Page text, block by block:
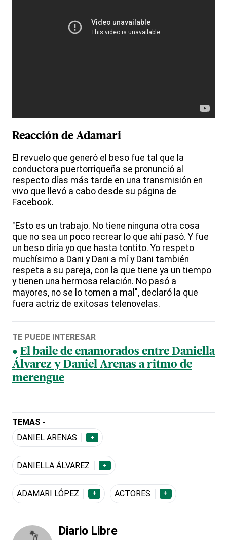
Reacción de Adamari
El revuelo que generó el beso fue tal que la
conductora puertorriqueña se pronunció al
respecto días más tarde en una transmisión en
vivo que llevó a cabo desde su página de
Facebook.
"Esto es un trabajo. No tiene ninguna otra cosa
que no sea un poco recrear lo que ahí pasó. Y fue
un beso diría yo que hasta tontito. Yo respeto
muchísimo a Dani y Dani a mí y Dani también
respeta a su pareja, con la que tiene ya un tiempo
y tienen una hermosa relación. No pasó a
mayores, no se lo tomen a mal", declaró la que
fuera actriz de exitosas telenovelas.
TE PUEDE INTERESAR
El baile de enamorados entre Daniella
Álvarez y Daniel Arenas a ritmo de
merengue
TEMAS -
DANIEL ARENAS
+
DANIELLA ÁLVAREZ +
ADAMARI LÓPEZ + ACTORES +
Diario Libre